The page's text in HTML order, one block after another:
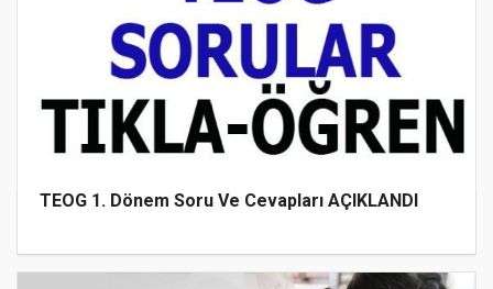
TEOG 1. Dönem Soru Ve Cevapları AÇIKLANDI